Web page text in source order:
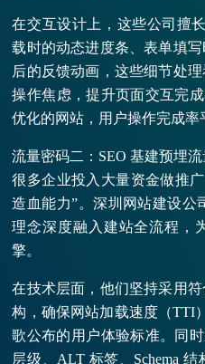
在交互设计上，这些公司擅
载时的动态进度条、表单填
后的反馈动画，这些细节处
操作焦虑，提升页面交互完
优化的网站，用户操作完成率
流量密码二：SEO 基建预埋
很多企业投入大量资金做推
造血能力”。深圳网站建设公
理念深度融入建站全流程，
擎。
在技术层面，他们坚持采用
构，确保网站加载速度（
歌公布的用户体验标准。同
层级、ALT 标签、Schema